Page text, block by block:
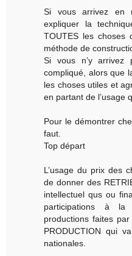
Si vous arrivez en
expliquer la
TOUTES les choses
méthode de
Si vous n’y arrivez
compliqué, alors que
les choses utiles et
en partant de l’usage
Pour le démontrer
faut.
Top départ
L’usage du prix des
de donner des
intellectuel qus ou
participations à la
productions faites
PRODUCTION qui
nationales.